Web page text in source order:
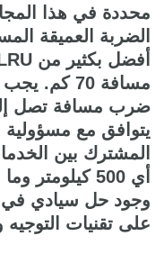
محددة في هذا
الضربة العميقة
مسافة 70
يتوافق مع
المشترك بين
أي 500
وجود حل سيادي في
على تقنيات التوجيه